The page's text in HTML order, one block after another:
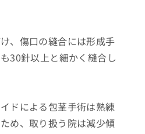
、傷口の縫合には形成手
30針以上と細かく縫合し
ドによる包茎手術は熟練
め、取り扱う院は減少傾